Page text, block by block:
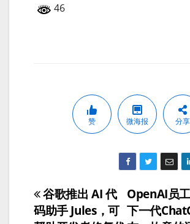
46
赞 微海报 分享
文
OpenAI员
下一代
谷歌推出 AI 代
码助手 Jules，可